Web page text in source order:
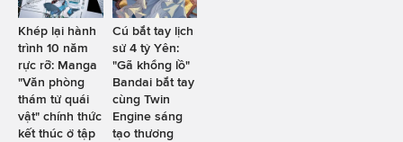
Khép lại hành
trình 10 năm
rực rỡ: Manga
"Văn phòng
thám tử quái
vật" chính thức
kết thúc ở tập
Cú bắt tay lịch
sử 4 tỷ Yên:
"Gã khổng lồ"
Bandai bắt tay
cùng Twin
Engine sáng
tạo thương